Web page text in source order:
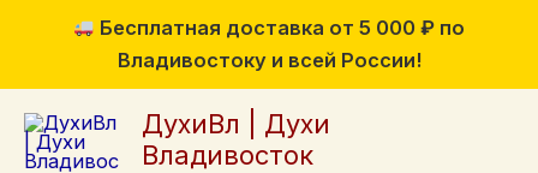
Бесплатная доставка от 5 000 ₽ по
Владивостоку и всей России!
Перейти
ДухиВл | Духи
Владивосток